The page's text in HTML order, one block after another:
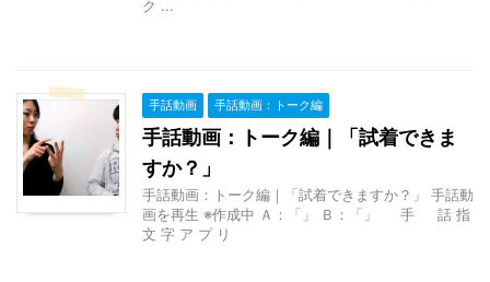
ク ...
手話動画 手話動画：トーク編
手話動画：トーク編｜「試着できま
すか？」
手話動画：トーク編｜「試着できますか？」 手話動
画を再生 ※作成中 Ａ：「」 Ｂ：「」 手 話 指
文 字 ア プ リ